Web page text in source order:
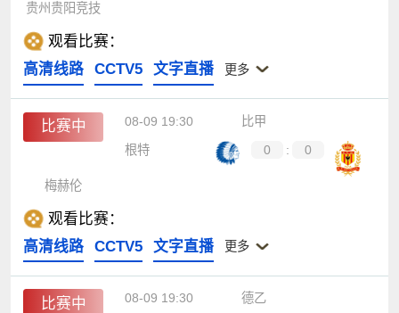
贵州贵阳竞技
观看比赛：
高清线路
CCTV5 文字直播 更多
比赛中 08-09 19:30
比甲
根特
0 : 0
梅赫伦
观看比赛：
高清线路
CCTV5 文字直播 更多
比赛中 08-09 19:30
德乙